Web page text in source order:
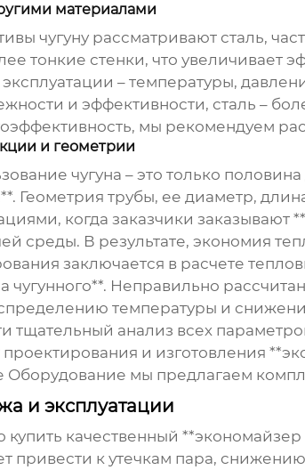
материалами
чугуну рассматривают сталь,
тонкие стенки, что увеличивает
– температуры,
и эффективности, сталь –
мы рекомендуем
и геометрии
чугуна – это только
Геометрия трубы, ее диаметр,
когда заказчики
среды. В результате, экономия
заключается в расчете
чугунного**. Неправильно
температуры и
тщательный анализ всех
и изготовления
мы предлагаем
и эксплуатации
купить качественный
привести к утечкам пара,